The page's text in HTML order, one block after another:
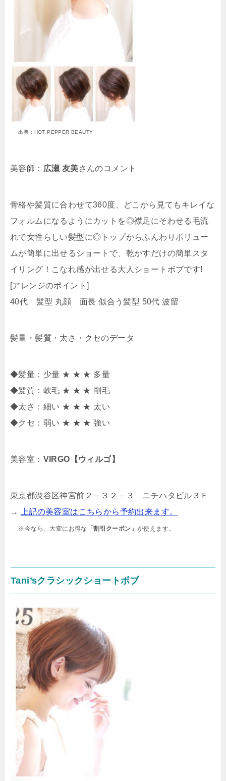
出典：HOT PEPPER BEAUTY
美容師： 広瀬 友美さんのコメント
骨格や髪質に合わせて360度、どこから見てもキレイな
フォルムになるようにカットを◎襟足にそわせる毛流
れで女性らしい髪型に◎トップからふんわりボリュー
ムが簡単に出せるショートで、乾かすだけの簡単スタ
イリング！こなれ感が出せる大人ショートボブです!
[アレンジのポイント]
40代 髪型 丸顔 面長 似合う髪型 50代 波留
髪量・髪質・太さ・クセのデータ
◆髪量：少量 ★ ★ ★ 多量
◆髪質：軟毛 ★ ★ ★ 剛毛
◆太さ：細い ★ ★ ★ 太い
◆クセ：弱い ★ ★ ★ 強い
美容室： VIRGO【ウィルゴ】
東京都渋谷区神宮前２－３２－３ ニチハタビル３Ｆ
→
上記の美容室はこちらから予約出来ます。
※今なら、大変にお得な 「割引クーポン」が使えます。
Tani’sクラシックショートボブ